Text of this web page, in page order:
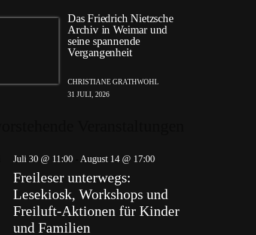
Das Friedrich Nietzsche
Archiv in Weimar und
seine spannende
Vergangenheit
CHRISTIANE GRATHWOHL
31 JULI, 2026
Juli 30 @ 11:00 August 14 @ 17:00
Freileser unterwegs:
Lesekiosk, Workshops und
Freiluft-Aktionen für Kinder
und Familien